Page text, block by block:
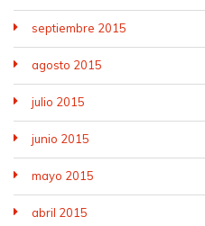
septiembre 2015
agosto 2015
julio 2015
junio 2015
mayo 2015
abril 2015